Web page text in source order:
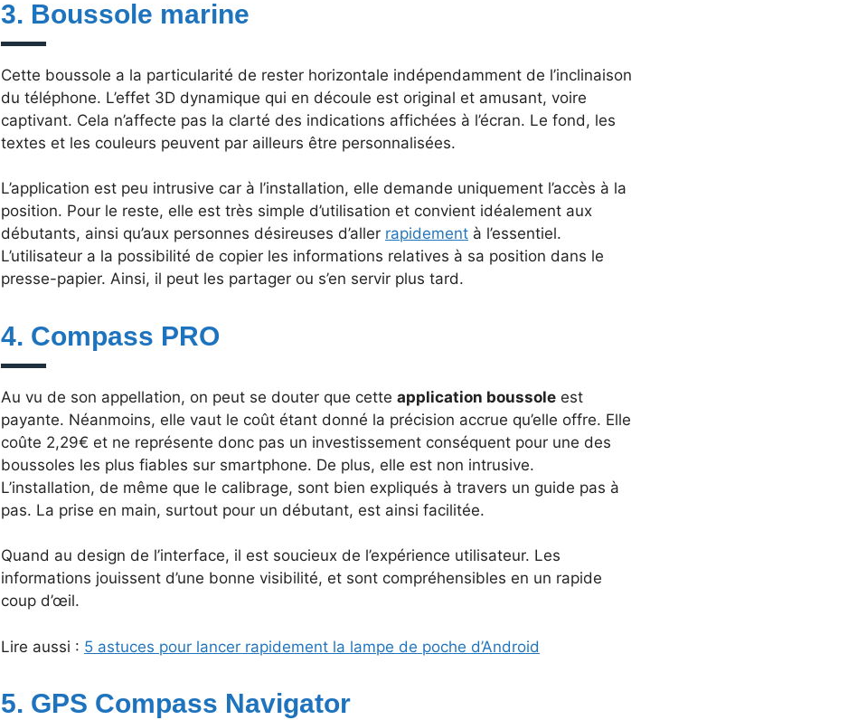
3. Boussole marine
Cette boussole a la particularité de rester horizontale indépendamment de l’inclinaison
du téléphone. L’effet 3D dynamique qui en découle est original et amusant, voire
captivant. Cela n’affecte pas la clarté des indications affichées à l’écran. Le fond, les
textes et les couleurs peuvent par ailleurs être personnalisées.
L’application est peu intrusive car à l’installation, elle demande uniquement l’accès à la
position. Pour le reste, elle est très simple d’utilisation et convient idéalement aux
débutants, ainsi qu’aux personnes désireuses d’aller rapidement à l’essentiel.
L’utilisateur a la possibilité de copier les informations relatives à sa position dans le
presse-papier. Ainsi, il peut les partager ou s’en servir plus tard.
4. Compass PRO
Au vu de son appellation, on peut se douter que cette application boussole est
payante. Néanmoins, elle vaut le coût étant donné la précision accrue qu’elle offre. Elle
coûte 2,29€ et ne représente donc pas un investissement conséquent pour une des
boussoles les plus fiables sur smartphone. De plus, elle est non intrusive.
L’installation, de même que le calibrage, sont bien expliqués à travers un guide pas à
pas. La prise en main, surtout pour un débutant, est ainsi facilitée.
Quand au design de l’interface, il est soucieux de l’expérience utilisateur. Les
informations jouissent d’une bonne visibilité, et sont compréhensibles en un rapide
coup d’œil.
Lire aussi : 5 astuces pour lancer rapidement la lampe de poche d’Android
5. GPS Compass Navigator